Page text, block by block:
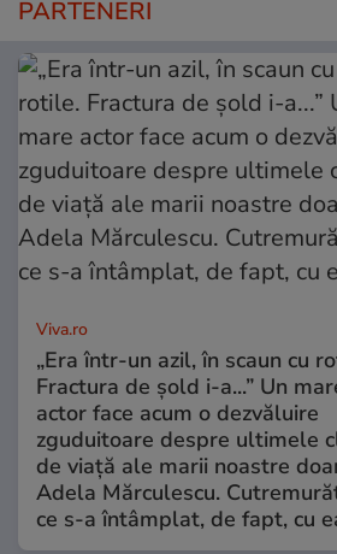
PARTENERI
Viva.ro
„Era într-un azil, în scaun cu
Fractura de șold i-a...” Un
actor face acum o dezvăluire
zguduitoare despre ultimele
de viață ale marii noastre
Adela Mărculescu.
ce s-a întâmplat, de fapt, cu